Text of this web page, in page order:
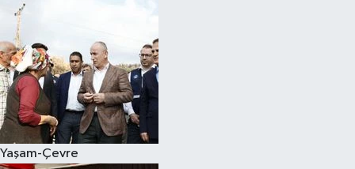
Yaşam-Çevre